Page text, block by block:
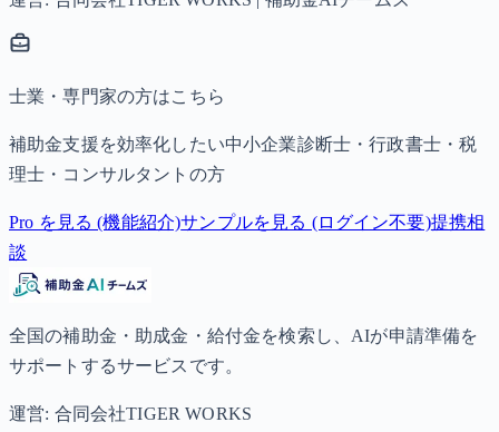
士業・専門家の方はこちら
補助金支援を効率化したい中小企業診断士・行政書士・税
理士・コンサルタントの方
Pro を見る (機能紹介)サンプルを見る (ログイン不要)提携相
談
全国の補助金・助成金・給付金を検索し、AIが申請準備を
サポートするサービスです。
運営: 合同会社TIGER WORKS